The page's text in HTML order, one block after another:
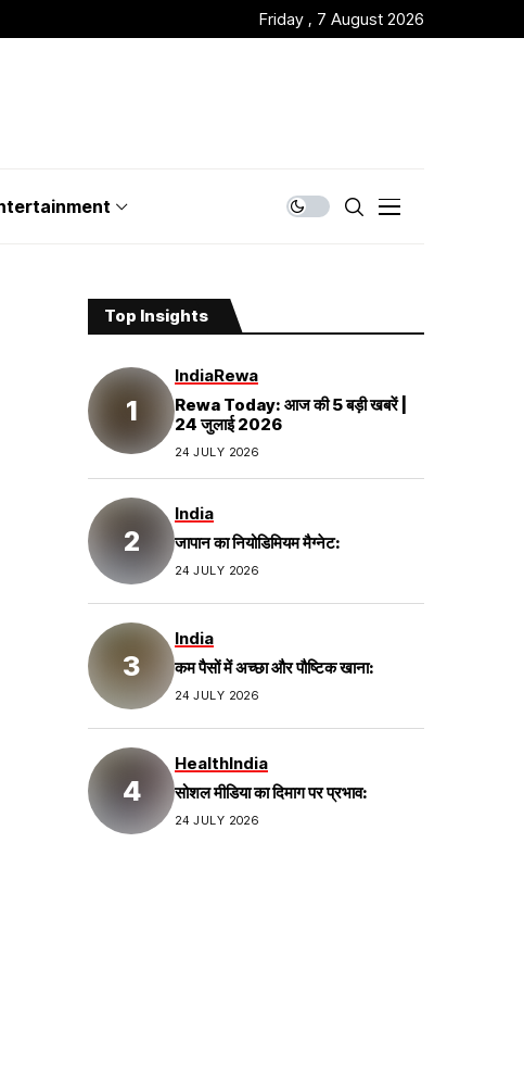
Friday , 7 August 2026
Top Insights
IndiaRewa
Rewa Today: आज की 5 बड़ी खबरें |
24 जुलाई 2026
24 JULY 2026
India
जापान का नियोडिमियम मैग्नेट:
24 JULY 2026
India
कम पैसों में अच्छा और पौष्टिक खाना:
24 JULY 2026
HealthIndia
सोशल मीडिया का दिमाग पर प्रभाव:
24 JULY 2026